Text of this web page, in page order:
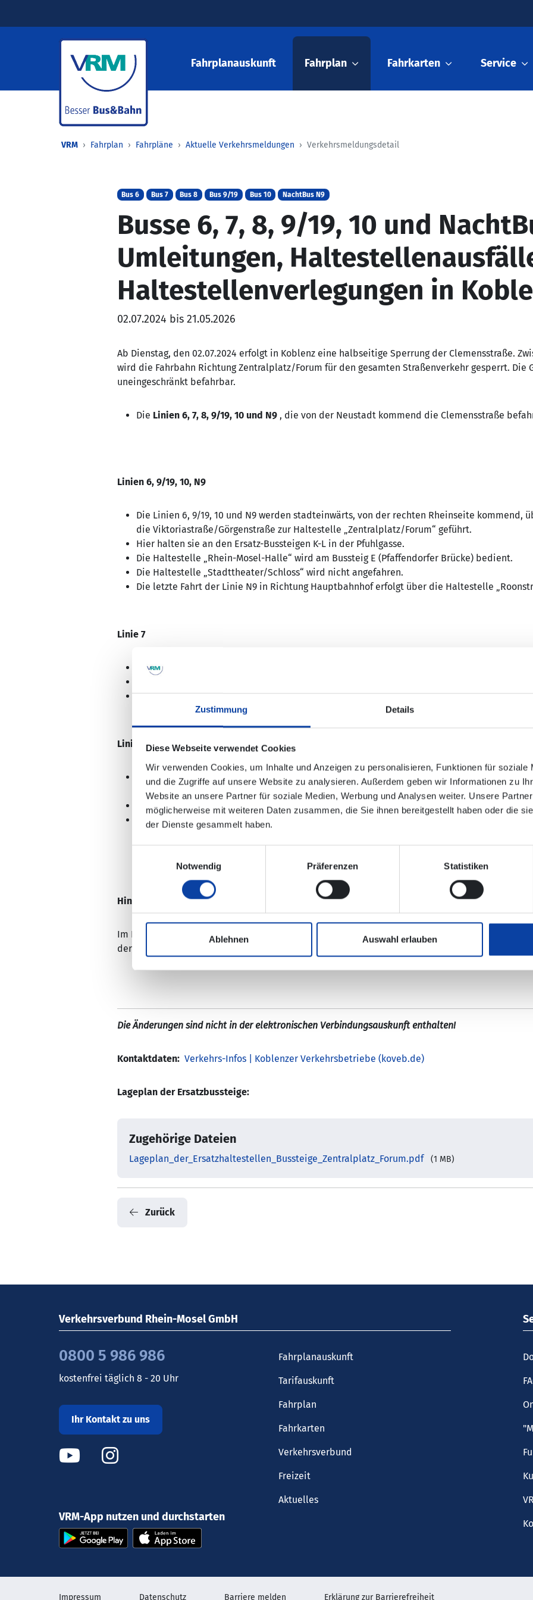
Zustimmung Details
Diese Webseite verwendet Cookies
Wir verwenden Cookies, um Inhalte und Anzeigen zu personalisieren, Funktionen für soziale
und die Zugriffe auf unsere Website zu analysieren. Außerdem geben wir Informationen zu
Website an unsere Partner für soziale Medien, Werbung und Analysen weiter. Unsere
möglicherweise mit weiteren Daten zusammen, die Sie ihnen bereitgestellt haben oder die
der Dienste gesammelt haben.
Notwendig
Präferenzen Statistiken
Ablehnen Auswahl erlauben
Fahrplanauskunft Fahrplan Fahrkarten Service
VRM Fahrplan Fahrpläne Aktuelle Verkehrsmeldungen Verkehrsmeldungsdetail
Bus 6 Bus 7 Bus 8 Bus 9/19 Bus 10 NachtBus N9
Busse 6, 7, 8, 9/19, 10 und
Umleitungen, Haltestellenausfälle
Haltestellenverlegungen in
02.07.2024 bis 21.05.2026
Ab Dienstag, den 02.07.2024 erfolgt in Koblenz eine halbseitige Sperrung der Clemensstraße.
wird die Fahrbahn Richtung Zentralplatz/Forum für den gesamten Straßenverkehr gesperrt. Die
uneingeschränkt befahrbar.
Die Linien 6, 7, 8, 9/19, 10 und N9 , die von der Neustadt kommend die Clemensstraße
Linien 6, 9/19, 10, N9
Die Linien 6, 9/19, 10 und N9 werden stadteinwärts, von der rechten Rheinseite kommend,
die Viktoriastraße/Görgenstraße zur Haltestelle „Zentralplatz/Forum“ geführt.
Hier halten sie an den Ersatz-Bussteigen K-L in der Pfuhlgasse.
Die Haltestelle „Rhein-Mosel-Halle“ wird am Bussteig E (Pfaffendorfer Brücke) bedient.
Die Haltestelle „Stadttheater/Schloss“ wird nicht angefahren.
Die letzte Fahrt der Linie N9 in Richtung Hauptbahnhof erfolgt über die Haltestelle
Linie 7
Die Linie 7 wird vom Hauptbahnhof über Hohenzollernstraße und Viktoriastraße zur
Die Haltestellen „Rhein-Mosel-Halle“ und „Stadttheater/Schloss“ in Fahrtrichtung
Linie 8
Die Linie 8 und alle Einsatzwagen auf dieser Linie fahren stadteinwärts, von der rechten
14.12.2025 über den Friedrich-Ebert-Ring, Viktoriastraße zur Ersatzhaltestelle "Zentralplatz/
Die Haltestellen „Stadttheater/Schloss“ entfällt.
An der Haltestelle „Rhein-Mosel-Halle“ wird der Bussteig E (Pfaffendorfer Brücke) bedient.
Hinweis:
Im Dateianhang und aufwww.koveb.de
finden Sie zudem eine Karte zur Umleitung sowie eine
der Haltestelle „Koblenz, Zentralplatz/Forum“.
Die Änderungen sind nicht in der elektronischen Verbindungsauskunft enthalten!
Kontaktdaten: Verkehrs-Infos | Koblenzer Verkehrsbetriebe (koveb.de)
Lageplan der Ersatzbussteige:
Zugehörige Dateien
Lageplan_der_Ersatzhaltestellen_Bussteige_Zentralplatz_Forum.pdf (1 MB)
Zurück
Verkehrsverbund Rhein-Mosel GmbH
0800 5 986 986
kostenfrei täglich 8 - 20 Uhr
Ihr Kontakt zu uns
VRM-App nutzen und durchstarten
Fahrplanauskunft
Tarifauskunft
Fahrplan
Fahrkarten
Verkehrsverbund
Freizeit
Aktuelles
Impressum Datenschutz Barriere melden Erklärung zur Barrierefreiheit